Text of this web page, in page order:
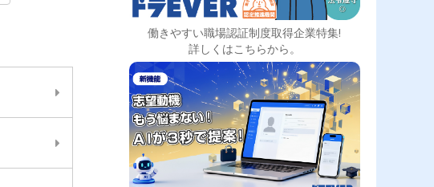
働きやすい職場認証制度取得企業特集!
詳しくはこちらから。